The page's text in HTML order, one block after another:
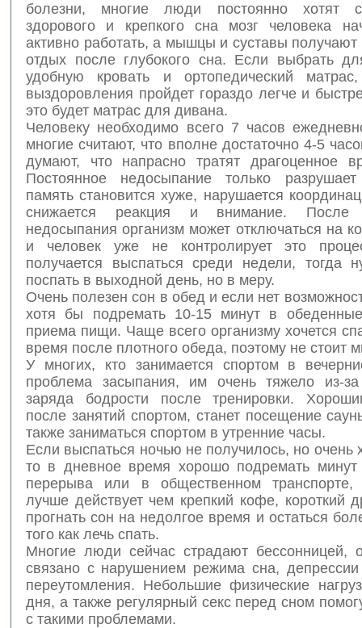
болезни, многие люди постоянно хотят
здорового и крепкого сна мозг человека
активно работать, а мышцы и суставы
отдых после глубокого сна. Если выбрать
удобную кровать и ортопедический
выздоровления пройдет гораздо легче и
это будет матрас для дивана.
Человеку необходимо всего 7 часов
многие считают, что вполне достаточно 4-5
думают, что напрасно тратят драгоценное
Постоянное недосыпание только
память становится хуже, нарушается
снижается реакция и внимание. После
недосыпания организм может отключаться на
и человек уже не контролирует это
получается выспаться среди недели, тогда
поспать в выходной день, но в меру.
Очень полезен сон в обед и если нет
хотя бы подремать 10-15 минут в
приема пищи. Чаще всего организму хочется
время после плотного обеда, поэтому не стоит
У многих, кто занимается спортом в
проблема засыпания, им очень тяжело из-за
заряда бодрости после тренировки.
после занятий спортом, станет посещение
также заниматься спортом в утренние часы.
Если выспаться ночью не получилось, но очень
то в дневное время хорошо подремать
перерыва или в общественном транспорте,
лучше действует чем крепкий кофе, короткий
прогнать сон на недолгое время и остаться
того как лечь спать.
Многие люди сейчас страдают бессонницей,
связано с нарушением режима сна, депрессии
переутомления. Небольшие физические
дня, а также регулярный секс перед сном
с такими проблемами.